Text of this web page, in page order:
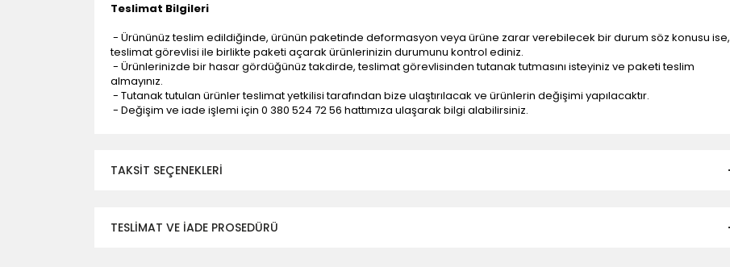
Teslimat Bilgileri
- Ürününüz teslim edildiğinde, ürünün paketinde deformasyon veya ürüne zarar verebilecek bir durum söz konusu ise,
teslimat görevlisi ile birlikte paketi açarak ürünlerinizin durumunu kontrol ediniz.
- Ürünlerinizde bir hasar gördüğünüz takdirde, teslimat görevlisinden tutanak tutmasını isteyiniz ve paketi teslim
almayınız.
- Tutanak tutulan ürünler teslimat yetkilisi tarafından bize ulaştırılacak ve ürünlerin değişimi yapılacaktır.
- Değişim ve iade işlemi için 0 380 524 72 56 hattımıza ulaşarak bilgi alabilirsiniz.
TAKSIT SEÇENEKLERI
TESLİMAT VE İADE PROSEDÜRÜ